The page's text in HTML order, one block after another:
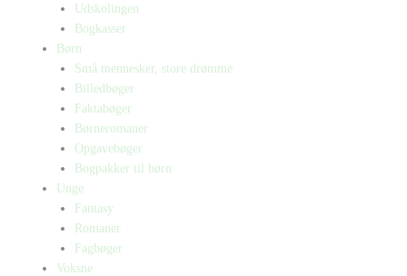
Udskolingen
Bogkasser
Børn
Små mennesker, store drømme
Billedbøger
Faktabøger
Børneromaner
Opgavebøger
Bogpakker til børn
Unge
Fantasy
Romaner
Fagbøger
Voksne